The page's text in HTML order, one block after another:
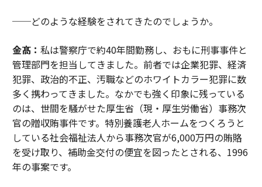
──どのような経験をされてきたのでしょうか。
金髙： 私は警察庁で約40年間勤務し、おもに刑事事件と
管理部門を担当してきました。前者では企業犯罪、経済
犯罪、政治的不正、汚職などのホワイトカラー犯罪に数
多く携わってきました。なかでも強く印象に残っている
のは、世間を騒がせた厚生省（現・厚生労働省）事務次
官の贈収賄事件です。特別養護老人ホームをつくろうと
している社会福祉法人から事務次官が6,000万円の賄賂
を受け取り、補助金交付の便宜を図ったとされる、1996
年の事案です。